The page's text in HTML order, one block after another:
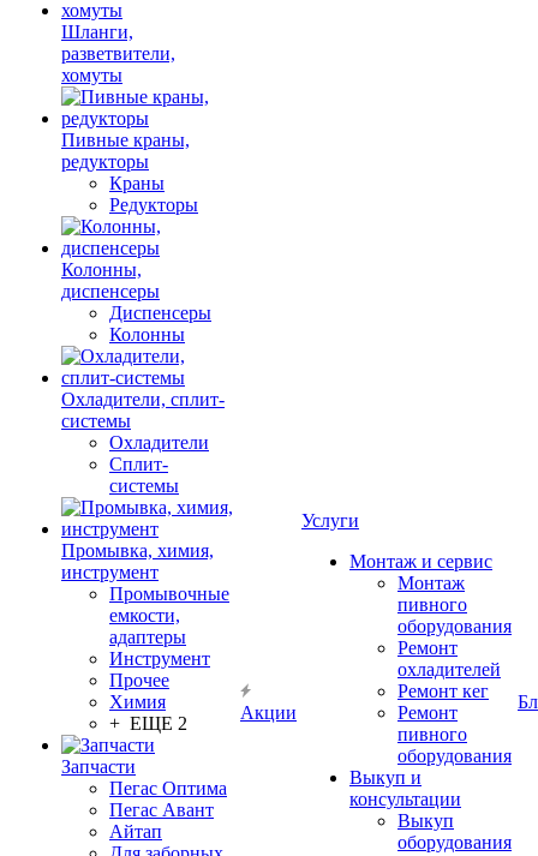
Шланги,
разветвители,
хомуты
Пивные краны,
редукторы
Краны
Редукторы
Колонны,
диспенсеры
Диспенсеры
Колонны
Охладители, сплит-
системы
Охладители
Сплит-
системы
Промывка, химия,
инструмент
Промывочные
емкости,
адаптеры
Инструмент
Прочее
Химия
+ ЕЩЕ 2
Запчасти
Пегас Оптима
Пегас Авант
Айтап
Акции
Услуги
Монтаж и сервис
Монтаж
пивного
оборудования
Ремонт
охладителей
Ремонт кег
Ремонт
пивного
оборудования
Выкуп и
консультации
Выкуп
оборудования